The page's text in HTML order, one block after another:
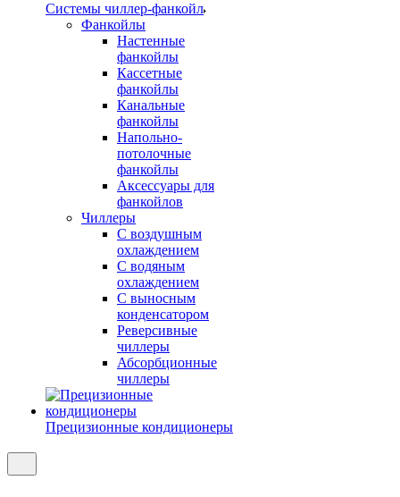
Системы чиллер-фанкойл
Фанкойлы
Настенные
фанкойлы
Кассетные
фанкойлы
Канальные
фанкойлы
Напольно-
потолочные
фанкойлы
Аксессуары для
фанкойлов
Чиллеры
С воздушным
охлаждением
С водяным
охлаждением
С выносным
конденсатором
Реверсивные
чиллеры
Абсорбционные
чиллеры
Прецизионные кондиционеры